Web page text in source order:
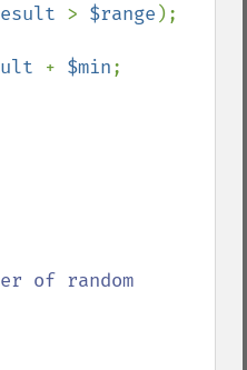
> $range );
+ $min;
of random